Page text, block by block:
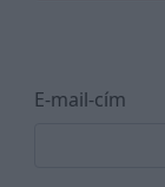
E-mail-cím